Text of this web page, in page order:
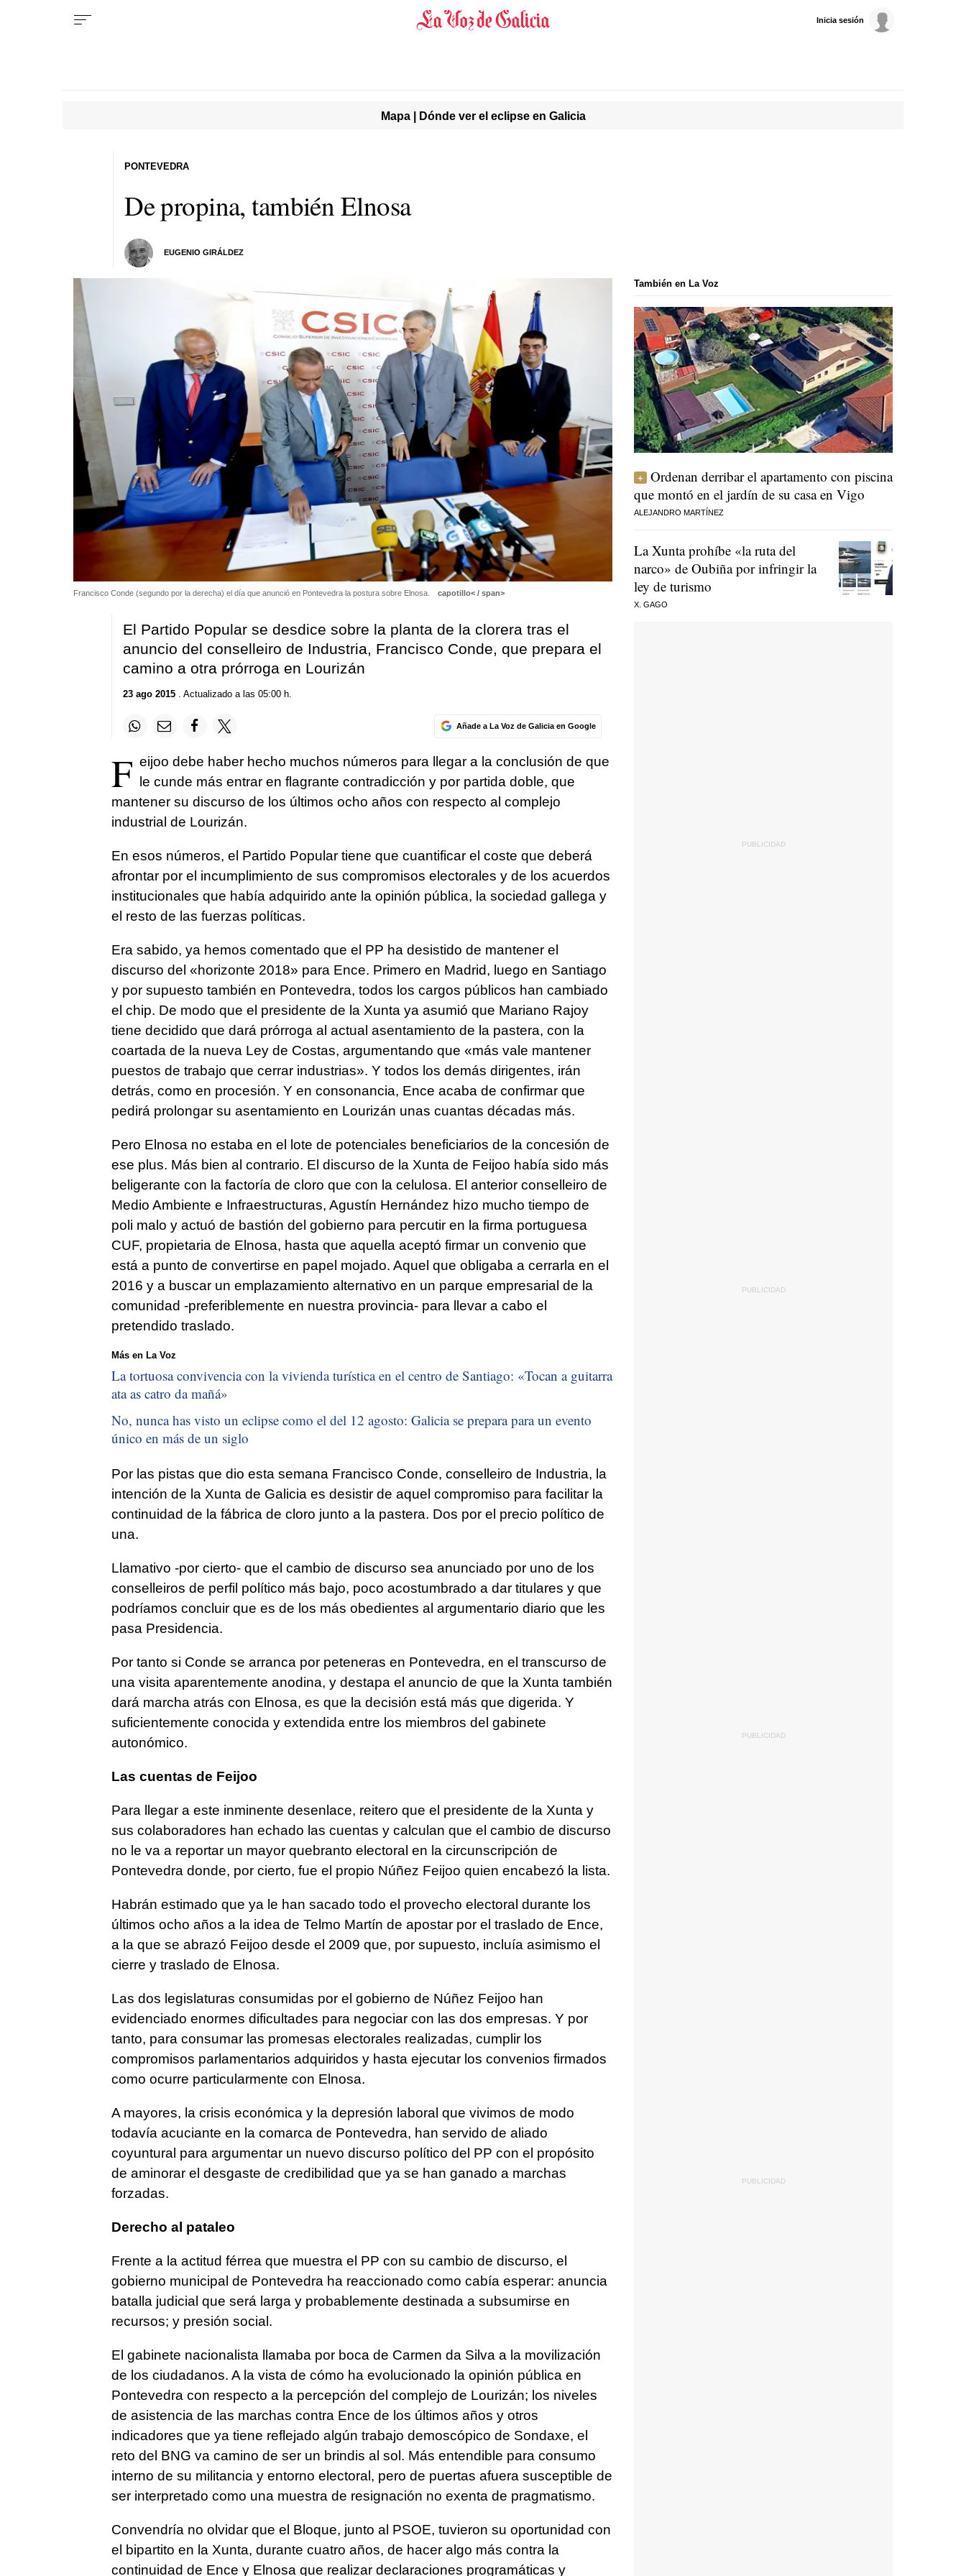
Inicia sesión
Mapa | Dónde ver el eclipse en Galicia
De propina, también Elnosa
EUGENIO GIRÁLDEZ
PONTEVEDRA
Francisco Conde (segundo por la derecha) el día que anunció en Pontevedra la postura sobre Elnosa. capotillo< / span>
El Partido Popular se desdice sobre la planta de la clorera tras el
anuncio del conselleiro de Industria, Francisco Conde, que prepara el
camino a otra prórroga en Lourizán
23 ago 2015. Actualizado a las 05:00 h.
Añade a La Voz de Galicia en Google
F eijoo debe haber hecho muchos números para llegar a la conclusión de que
le cunde más entrar en flagrante contradicción y por partida doble, que
mantener su discurso de los últimos ocho años con respecto al complejo
industrial de Lourizán.
En esos números, el Partido Popular tiene que cuantificar el coste que deberá
afrontar por el incumplimiento de sus compromisos electorales y de los acuerdos
institucionales que había adquirido ante la opinión pública, la sociedad gallega y
el resto de las fuerzas políticas.
Era sabido, ya hemos comentado que el PP ha desistido de mantener el
discurso del «horizonte 2018» para Ence. Primero en Madrid, luego en Santiago
y por supuesto también en Pontevedra, todos los cargos públicos han cambiado
el chip. De modo que el presidente de la Xunta ya asumió que Mariano Rajoy
tiene decidido que dará prórroga al actual asentamiento de la pastera, con la
coartada de la nueva Ley de Costas, argumentando que «más vale mantener
puestos de trabajo que cerrar industrias». Y todos los demás dirigentes, irán
detrás, como en procesión. Y en consonancia, Ence acaba de confirmar que
pedirá prolongar su asentamiento en Lourizán unas cuantas décadas más.
Pero Elnosa no estaba en el lote de potenciales beneficiarios de la concesión de
ese plus. Más bien al contrario. El discurso de la Xunta de Feijoo había sido más
beligerante con la factoría de cloro que con la celulosa. El anterior conselleiro de
Medio Ambiente e Infraestructuras, Agustín Hernández hizo mucho tiempo de
poli malo y actuó de bastión del gobierno para percutir en la firma portuguesa
CUF, propietaria de Elnosa, hasta que aquella aceptó firmar un convenio que
está a punto de convertirse en papel mojado. Aquel que obligaba a cerrarla en el
2016 y a buscar un emplazamiento alternativo en un parque empresarial de la
comunidad -preferiblemente en nuestra provincia- para llevar a cabo el
pretendido traslado.
Más en La Voz
La tortuosa convivencia con la vivienda turística en el centro de Santiago: «Tocan a guitarra
ata as catro da mañá»
No, nunca has visto un eclipse como el del 12 agosto: Galicia se prepara para un evento
único en más de un siglo
Por las pistas que dio esta semana Francisco Conde, conselleiro de Industria, la
intención de la Xunta de Galicia es desistir de aquel compromiso para facilitar la
continuidad de la fábrica de cloro junto a la pastera. Dos por el precio político de
una.
Llamativo -por cierto- que el cambio de discurso sea anunciado por uno de los
conselleiros de perfil político más bajo, poco acostumbrado a dar titulares y que
podríamos concluir que es de los más obedientes al argumentario diario que les
pasa Presidencia.
Por tanto si Conde se arranca por peteneras en Pontevedra, en el transcurso de
una visita aparentemente anodina, y destapa el anuncio de que la Xunta también
dará marcha atrás con Elnosa, es que la decisión está más que digerida. Y
suficientemente conocida y extendida entre los miembros del gabinete
autonómico.
Las cuentas de Feijoo
Para llegar a este inminente desenlace, reitero que el presidente de la Xunta y
sus colaboradores han echado las cuentas y calculan que el cambio de discurso
no le va a reportar un mayor quebranto electoral en la circunscripción de
Pontevedra donde, por cierto, fue el propio Núñez Feijoo quien encabezó la lista.
Habrán estimado que ya le han sacado todo el provecho electoral durante los
últimos ocho años a la idea de Telmo Martín de apostar por el traslado de Ence,
a la que se abrazó Feijoo desde el 2009 que, por supuesto, incluía asimismo el
cierre y traslado de Elnosa.
Las dos legislaturas consumidas por el gobierno de Núñez Feijoo han
evidenciado enormes dificultades para negociar con las dos empresas. Y por
tanto, para consumar las promesas electorales realizadas, cumplir los
compromisos parlamentarios adquiridos y hasta ejecutar los convenios firmados
como ocurre particularmente con Elnosa.
A mayores, la crisis económica y la depresión laboral que vivimos de modo
todavía acuciante en la comarca de Pontevedra, han servido de aliado
coyuntural para argumentar un nuevo discurso político del PP con el propósito
de aminorar el desgaste de credibilidad que ya se han ganado a marchas
forzadas.
Derecho al pataleo
Frente a la actitud férrea que muestra el PP con su cambio de discurso, el
gobierno municipal de Pontevedra ha reaccionado como cabía esperar: anuncia
batalla judicial que será larga y probablemente destinada a subsumirse en
recursos; y presión social.
El gabinete nacionalista llamaba por boca de Carmen da Silva a la movilización
de los ciudadanos. A la vista de cómo ha evolucionado la opinión pública en
Pontevedra con respecto a la percepción del complejo de Lourizán; los niveles
de asistencia de las marchas contra Ence de los últimos años y otros
indicadores que ya tiene reflejado algún trabajo demoscópico de Sondaxe, el
reto del BNG va camino de ser un brindis al sol. Más entendible para consumo
interno de su militancia y entorno electoral, pero de puertas afuera susceptible de
ser interpretado como una muestra de resignación no exenta de pragmatismo.
Convendría no olvidar que el Bloque, junto al PSOE, tuvieron su oportunidad con
el bipartito en la Xunta, durante cuatro años, de hacer algo más contra la
continuidad de Ence y Elnosa que realizar declaraciones programáticas y
También en La Voz
Ordenan derribar el apartamento con piscina
que montó en el jardín de su casa en Vigo
ALEJANDRO MARTÍNEZ
La Xunta prohíbe «la ruta del
narco» de Oubiña por infringir la
ley de turismo
X. GAGO